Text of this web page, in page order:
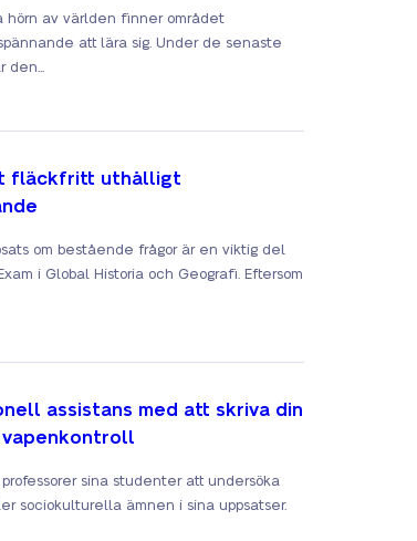
hörn av världen finner området
att lära sig. Under de senaste
den...
fläckfritt uthålligt
om bestående frågor är en viktig del
i Global Historia och Geografi. Eftersom
assistans med att skriva din
vapenkontroll
sina studenter att undersöka
sociokulturella ämnen i sina uppsatser.